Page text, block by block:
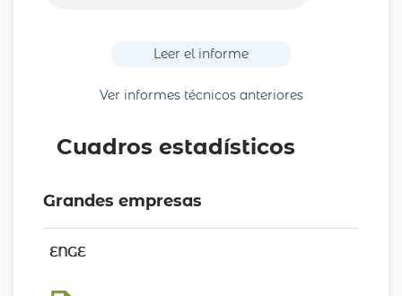
Leer el informe
Ver informes técnicos anteriores
Cuadros estadísticos
Grandes empresas
ENGE